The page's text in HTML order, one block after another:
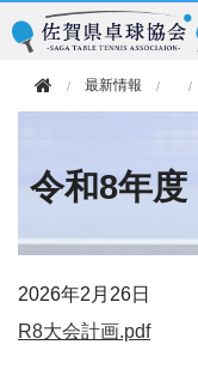
最新情報
令和8年
2026年2月26日
R8大会計画.pdf